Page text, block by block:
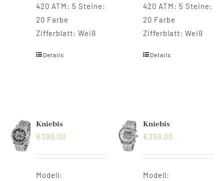
420 ATM: 5 Steine:
20 Farbe
Zifferblatt: Weiß
Details
420 ATM: 5 Steine:
20 Farbe
Zifferblatt: Weiß
Details
Kniebis
€399,00
Modell:
Kniebis
€399,00
Modell: